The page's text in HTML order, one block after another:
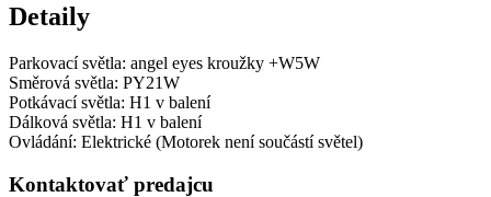
Detaily
Parkovací světla: angel eyes kroužky +W5W
Směrová světla: PY21W
Potkávací světla: H1 v balení
Dálková světla: H1 v balení
Ovládání: Elektrické (Motorek není součástí světel)
Kontaktovať predajcu